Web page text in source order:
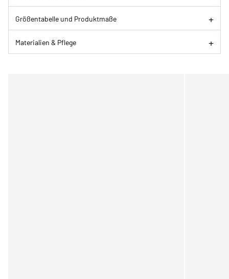
Größentabelle und Produktmaße
Materialien & Pflege